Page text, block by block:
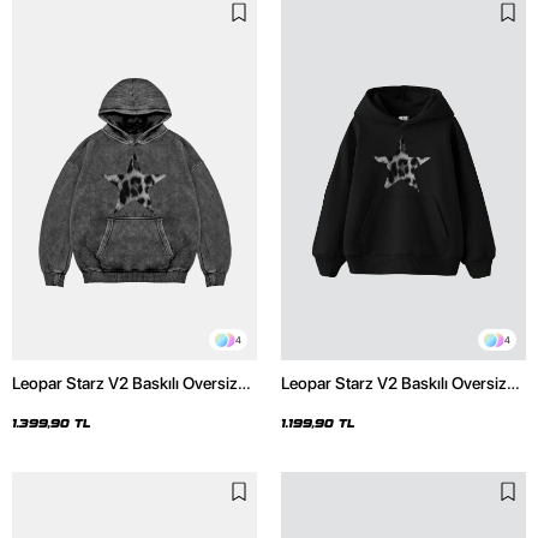
4
Leopar Starz V2 Baskılı Oversize
Hoodie
1.399,90 TL
4
Leopar Starz V2 Baskılı Oversize
1.199,90 TL